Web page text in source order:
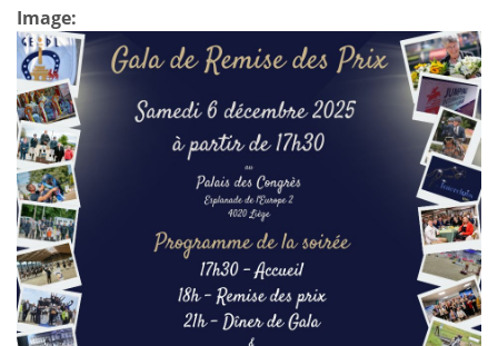
prix
du
GHC
Image: